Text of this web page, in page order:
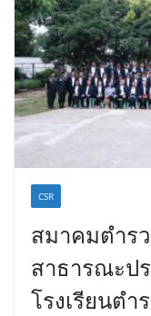
CSR
สมาคมตำร
สาธารณะป
โรงเรียนตำ